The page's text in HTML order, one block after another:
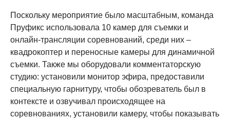
Поскольку мероприятие было масштабным, команда
Пруфикс использовала 10 камер для съемки и
онлайн-трансляции соревнований, среди них –
квадрокоптер и переносные камеры для динамичной
съемки. Также мы оборудовали комментаторскую
студию: установили монитор эфира, предоставили
специальную гарнитуру, чтобы обозреватель был в
контексте и озвучивал происходящее на
соревнованиях, установили камеру, чтобы показывать